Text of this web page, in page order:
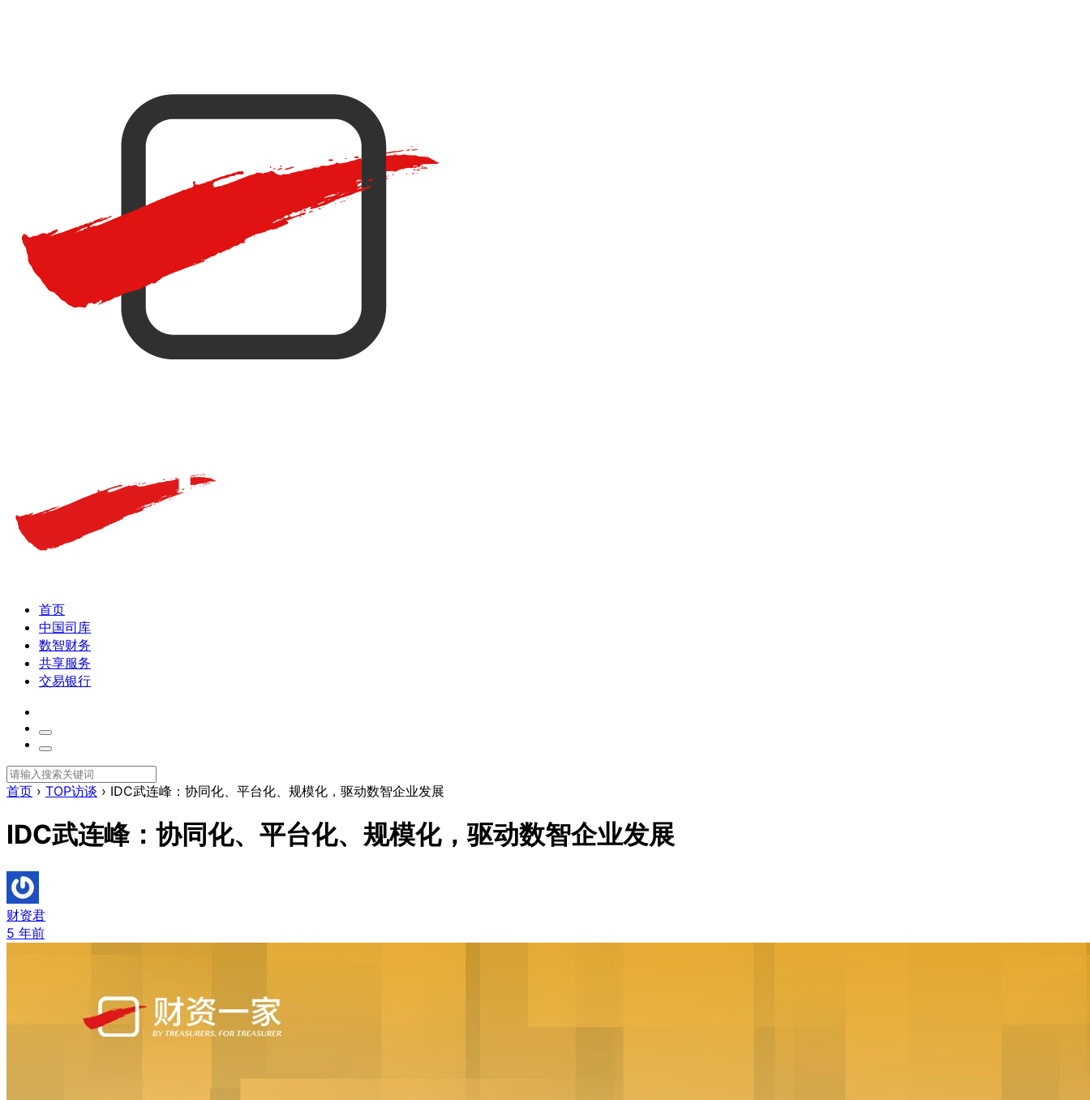
首页
中国司库
数智财务
共享服务
交易银行
首页 › TOP访谈 › IDC武连峰：协同化、平台化、规模化，驱动数智企业发展
IDC武连峰：协同化、平台化、规模化，驱动数智企业发展
财资君
5 年前